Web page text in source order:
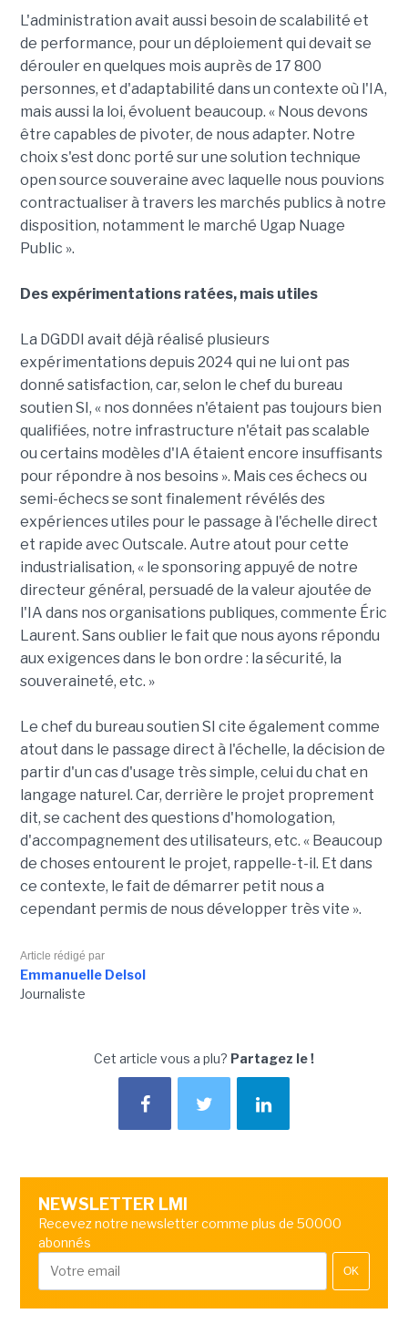
L'administration avait aussi besoin de scalabilité et
de performance, pour un déploiement qui devait se
dérouler en quelques mois auprès de 17 800
personnes, et d'adaptabilité dans un contexte où l'IA,
mais aussi la loi, évoluent beaucoup. « Nous devons
être capables de pivoter, de nous adapter. Notre
choix s'est donc porté sur une solution technique
open source souveraine avec laquelle nous pouvions
contractualiser à travers les marchés publics à notre
disposition, notamment le marché Ugap Nuage
Public ».
Des expérimentations ratées, mais utiles
La DGDDI avait déjà réalisé plusieurs
expérimentations depuis 2024 qui ne lui ont pas
donné satisfaction, car, selon le chef du bureau
soutien SI, « nos données n'étaient pas toujours bien
qualifiées, notre infrastructure n'était pas scalable
ou certains modèles d'IA étaient encore insuffisants
pour répondre à nos besoins ». Mais ces échecs ou
semi-échecs se sont finalement révélés des
expériences utiles pour le passage à l'échelle direct
et rapide avec Outscale. Autre atout pour cette
industrialisation, « le sponsoring appuyé de notre
directeur général, persuadé de la valeur ajoutée de
l'IA dans nos organisations publiques, commente Éric
Laurent. Sans oublier le fait que nous ayons répondu
aux exigences dans le bon ordre : la sécurité, la
souveraineté, etc. »
Le chef du bureau soutien SI cite également comme
atout dans le passage direct à l'échelle, la décision de
partir d'un cas d'usage très simple, celui du chat en
langage naturel. Car, derrière le projet proprement
dit, se cachent des questions d'homologation,
d'accompagnement des utilisateurs, etc. « Beaucoup
de choses entourent le projet, rappelle-t-il. Et dans
ce contexte, le fait de démarrer petit nous a
cependant permis de nous développer très vite ».
Article rédigé par
Emmanuelle Delsol
Journaliste
Cet article vous a plu? Partagez le !
NEWSLETTER LMI
Recevez notre newsletter comme plus de 50000
abonnés
OK